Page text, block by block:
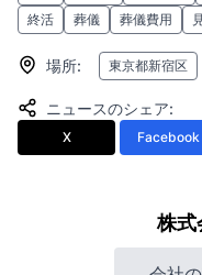
終活
葬儀 葬儀費用
場所: 東京都新宿区
ニュースのシェア:
X Facebook
株式